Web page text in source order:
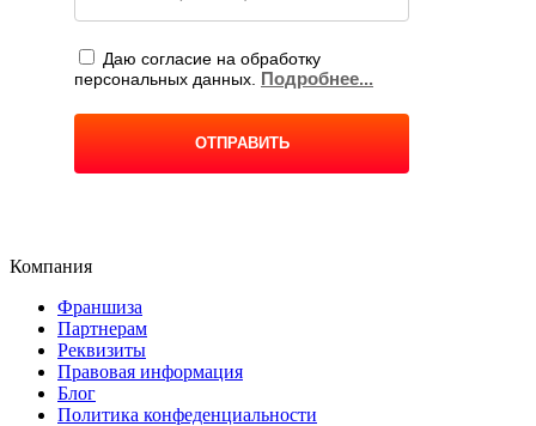
Компания
Франшиза
Партнерам
Реквизиты
Правовая информация
Блог
Политика конфеденциальности